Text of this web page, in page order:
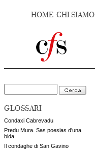
HOME CHI SIAMO
GLOSSARI
Condaxi Cabrevadu
Predu Mura. Sas poesias d'una
bida
Il condaghe di San Gavino